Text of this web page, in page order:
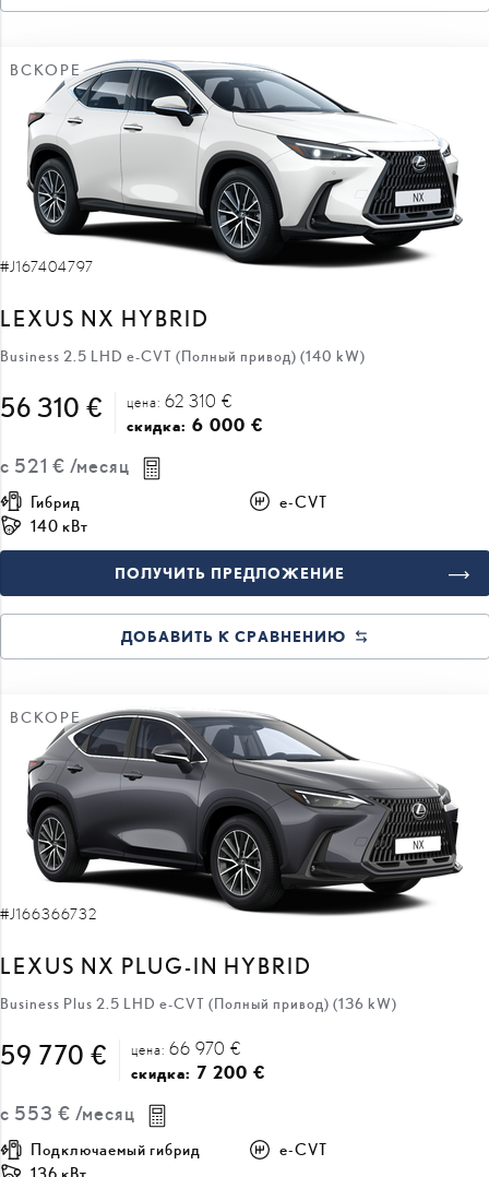
ВСКОРЕ
#J167404797
LEXUS NX HYBRID
Business 2.5 LHD e-CVT (Полный привод) (140 kW)
56 310 € цена: 62 310 €
скидка: 6 000 €
с 521 € /месяц
Гибрид
e-CVT
140 кВт
ПОЛУЧИТЬ ПРЕДЛОЖЕНИЕ
ДОБАВИТЬ К СРАВНЕНИЮ
ВСКОРЕ
#J166366732
LEXUS NX PLUG-IN HYBRID
Business Plus 2.5 LHD e-CVT (Полный привод) (136 kW)
59 770 € цена: 66 970 €
скидка: 7 200 €
с 553 € /месяц
Подключаемый гибрид
e-CVT
136 кВт